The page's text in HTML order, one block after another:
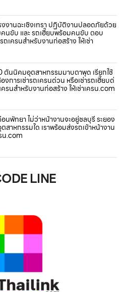
งงานฉะเชิงเทรา ปฏิบัติงานปลอดภัยด้วย
นขับ และ รถเฮี๊ยบพร้อมคนขับ ตอบ
ถเครนสำหรับงานก่อสร้าง ให้เช่า
ตันนิคมอุตสาหกรรมมาบตาพุด เรียกใช้
งการเช่ารถเครนด่วน หรือเช่ารถเฮี๊ยบด่
รนสำหรับงานก่อสร้าง ให้เช่าเครน.com
นพัทยา ไม่ว่าหน้างานจะอยู่ชลบุรี ระยอง
สาหกรรมใด เราพร้อมส่งรถเข้าหน้างาน
น.com
LINE